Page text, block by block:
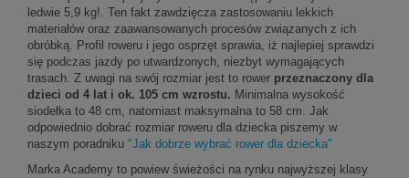
ledwie 5,9 kg!. Ten fakt zawdzięcza zastosowaniu lekkich
materiałów oraz zaawansowanych procesów związanych z ich
obróbką. Profil roweru i jego osprzęt sprawia, iż najlepiej sprawdzi
się podczas jazdy po utwardzonych, niezbyt wymagających
trasach. Z uwagi na swój rozmiar jest to rower przeznaczony dla
dzieci od 4 lat i ok. 105 cm wzrostu. Minimalna wysokość
siodełka to 48 cm, natomiast maksymalna to 58 cm. Jak
odpowiednio dobrać rozmiar roweru dla dziecka piszemy w
naszym poradniku "Jak dobrze wybrać rower dla dziecka"
Marka Academy to powiew świeżości na rynku najwyższej klasy